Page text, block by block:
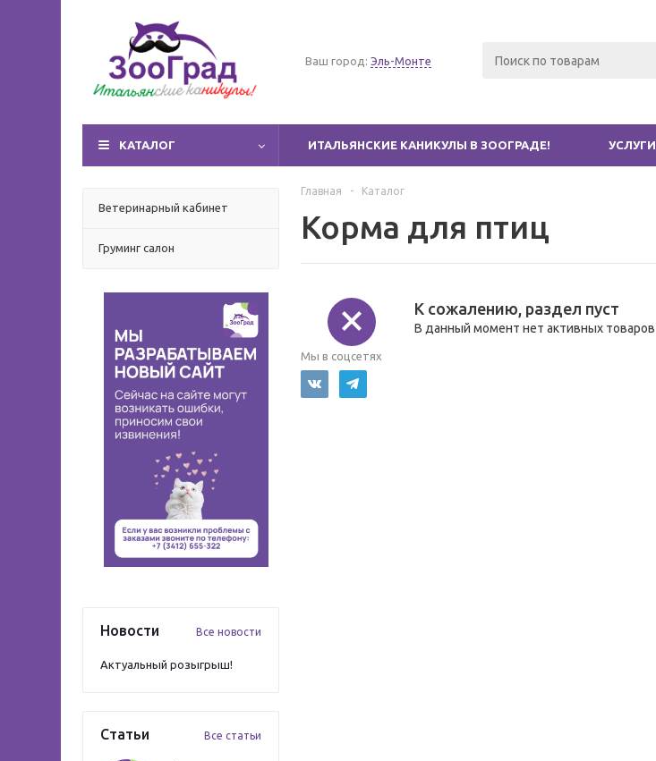
Ваш город: Эль-Монте
КАТАЛОГ ИТАЛЬЯНСКИЕ КАНИКУЛЫ В ЗООГРАДЕ! УСЛУГИ
Ветеринарный кабинет
Груминг салон
Новости Все новости
Актуальный розыгрыш!
Статьи Все статьи
Главная - Каталог
Корма для птиц
К сожалению, раздел пуст
В данный момент нет активных товаров
Мы в соцсетях